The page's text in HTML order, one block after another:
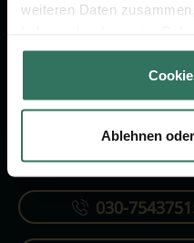
weiteren Daten
gesammelt haben.
Ablehnen
Vergleich
Ratgeber
KONTAKTIEREN SIE UNS
030-